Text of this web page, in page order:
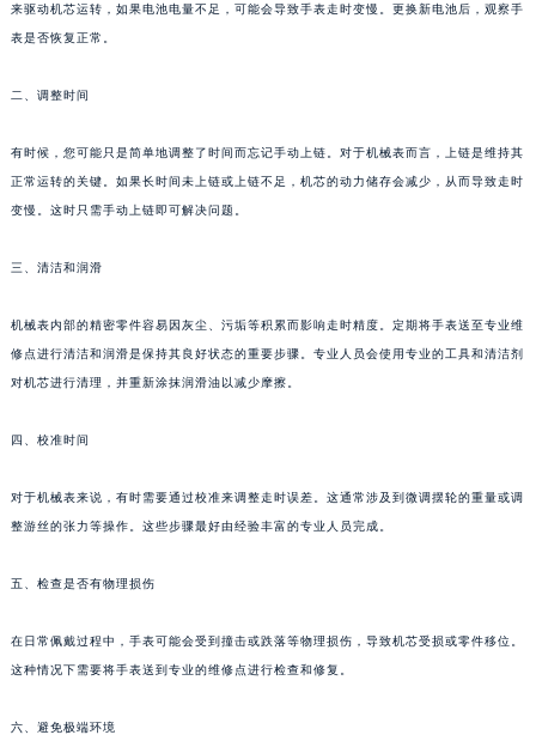
来驱动机芯运转，如果电池电量不足，可能会导致手表走时变慢。更换新电池后，观察手
表是否恢复正常。
二、调整时间
有时候，您可能只是简单地调整了时间而忘记手动上链。对于机械表而言，上链是维持其
正常运转的关键。如果长时间未上链或上链不足，机芯的动力储存会减少，从而导致走时
变慢。这时只需手动上链即可解决问题。
三、清洁和润滑
机械表内部的精密零件容易因灰尘、污垢等积累而影响走时精度。定期将手表送至专业维
修点进行清洁和润滑是保持其良好状态的重要步骤。专业人员会使用专业的工具和清洁剂
对机芯进行清理，并重新涂抹润滑油以减少摩擦。
四、校准时间
对于机械表来说，有时需要通过校准来调整走时误差。这通常涉及到微调摆轮的重量或调
整游丝的张力等操作。这些步骤最好由经验丰富的专业人员完成。
五、检查是否有物理损伤
在日常佩戴过程中，手表可能会受到撞击或跌落等物理损伤，导致机芯受损或零件移位。
这种情况下需要将手表送到专业的维修点进行检查和修复。
六、避免极端环境